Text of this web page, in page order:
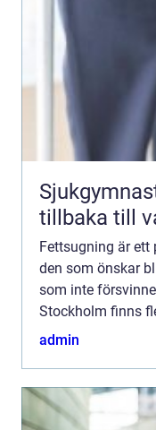
Sjukgymnast i
tillbaka till
Fettsugning är
den som önskar
som inte
Stockholm finns
behandling med
admin